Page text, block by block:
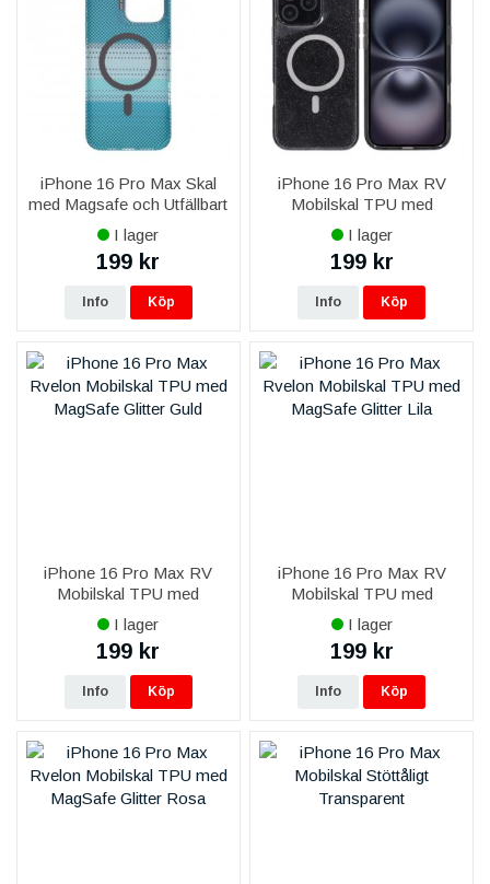
iPhone 16 Pro Max Skal
med Magsafe och Utfällbart
Stativ - Randig Grön
I lager
199 kr
Info Köp
iPhone 16 Pro Max RV
Mobilskal TPU med
MagSafe - Glitter Svart
I lager
199 kr
Info Köp
iPhone 16 Pro Max RV
Mobilskal TPU med
MagSafe - Glitter Guld
I lager
199 kr
Info Köp
iPhone 16 Pro Max RV
Mobilskal TPU med
MagSafe - Glitter Lila
I lager
199 kr
Info Köp